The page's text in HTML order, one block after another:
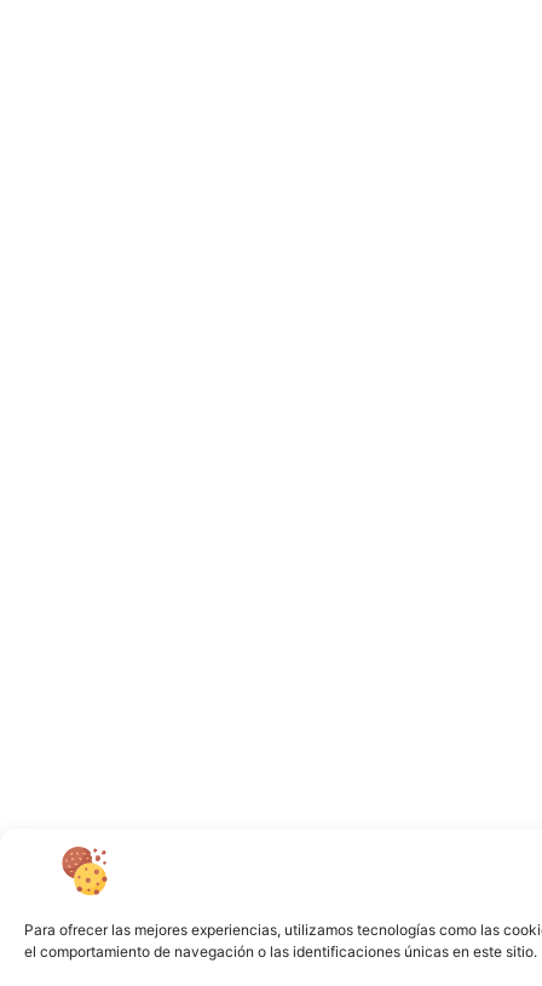
Para ofrecer las mejores experiencias, utilizamos tecnologías como las
el comportamiento de navegación o las identificaciones únicas en este